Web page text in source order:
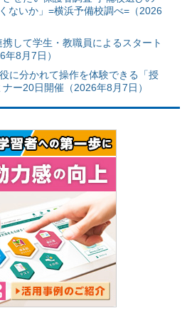
ないか」=横浜予備校調べ=（2026
して学生・教職員によるスタート
8月7日）
に分かれて操作を体験できる「授
ー20日開催（2026年8月7日）